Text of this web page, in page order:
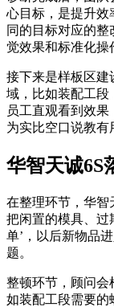
心目标，是提升效
同的目标对应的
觉效果和标准化操
接下来是样板区建
域，比如装配工段
员工直观看到效
为实比空口说教有
华智天诚6S
在整理环节，华智
把闲置的模具、过
单’，以后新物品
题。
整顿环节，顾问会
如装配工段需要的